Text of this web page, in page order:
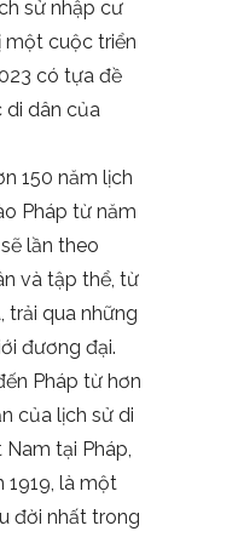
sử nhập cư
một cuộc triển
có tựa đề
di dân của
150 năm lịch
Pháp từ năm
lần theo
và tập thể, từ
trải qua những
đương đại.
Pháp từ hơn
của lịch sử di
tại Pháp,
1919, là một
đời nhất trong